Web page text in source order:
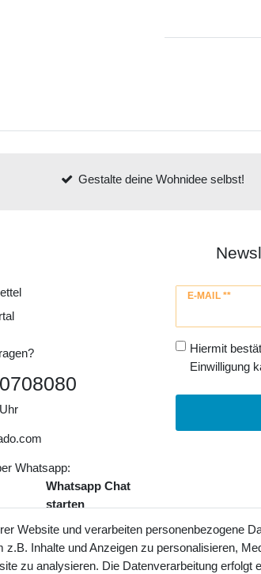
Gestalte deine Wohnidee selbst!
Whatsapp:
Whatsapp Chat
starten
inkl. gesetzl. MwSt. und
und Versandkosten
E-MAIL **
Newsletter
Hiermit
Einwilligung
Website und verarbeiten personenbezogene
Inhalte und Anzeigen zu personalisieren,
zu analysieren. Die Datenverarbeitung erfolgt